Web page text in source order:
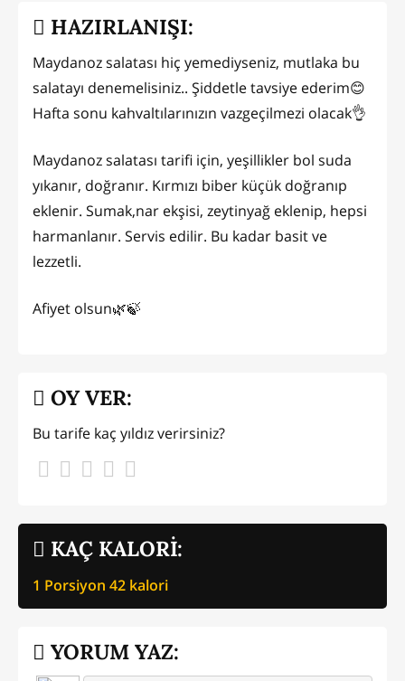
HAZIRLANIŞI:
Maydanoz salatası hiç yemediyseniz, mutlaka bu
salatayı denemelisiniz.. Şiddetle tavsiye ederim😊
Hafta sonu kahvaltılarınızın vazgeçilmezi olacak👌
Maydanoz salatası tarifi için, yeşillikler bol suda
yıkanır, doğranır. Kırmızı biber küçük doğranıp
eklenir. Sumak,nar ekşisi, zeytinyağ eklenip, hepsi
harmanlanır. Servis edilir. Bu kadar basit ve
lezzetli.
Afiyet olsun🌿🍃
KAÇ KALORİ:
1 Porsiyon 42 kalori
OY VER:
Bu tarife kaç yıldız verirsiniz?
YORUM YAZ: